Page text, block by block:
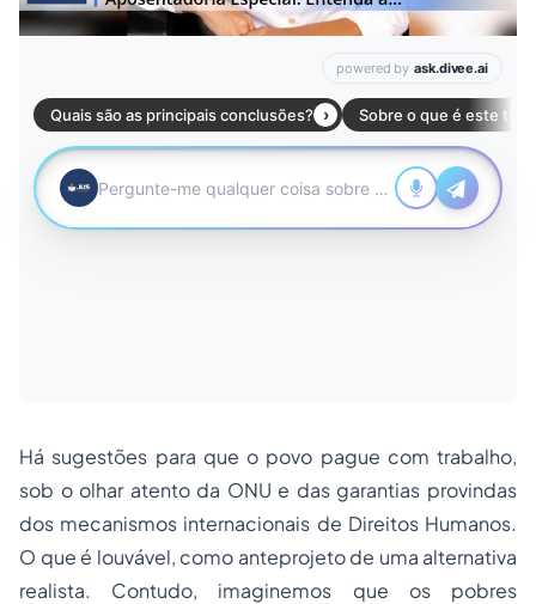
Há sugestões para que o povo pague com trabalho,
sob o olhar atento da ONU e das garantias provindas
dos mecanismos internacionais de Direitos Humanos.
O que é louvável, como anteprojeto de uma alternativa
realista. Contudo, imaginemos que os pobres